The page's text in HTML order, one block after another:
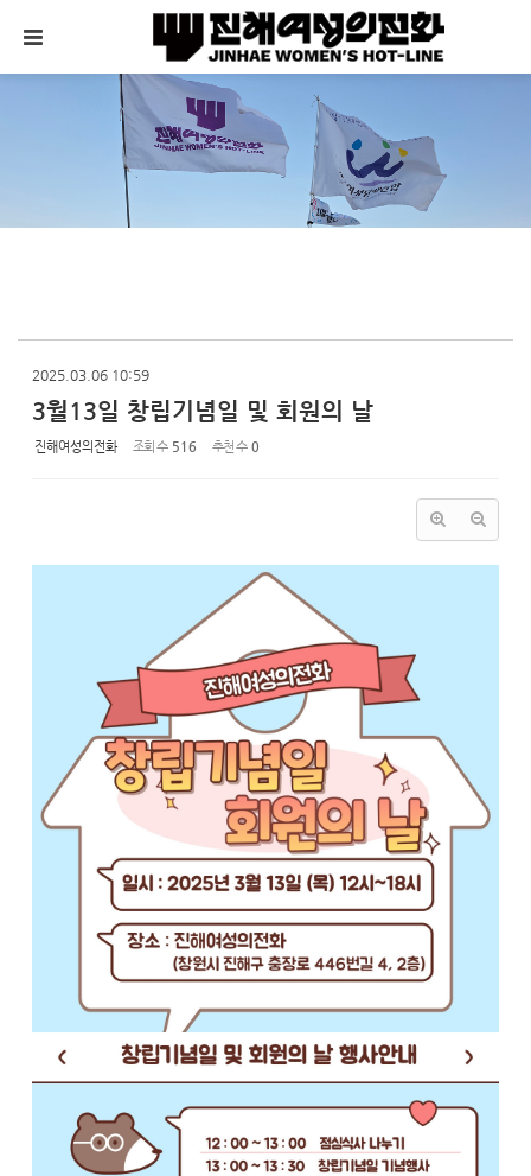
메뉴 건너뛰기
2025.03.06 10:59
3월13일 창립기념일 및 회원의 날
진해여성의전화 조회 수 516 추천 수 0